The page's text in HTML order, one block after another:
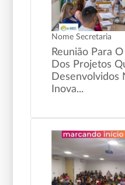
Nome Secretaria
Reunião Para
Dos Projetos
Desenvolvidos
Inova...